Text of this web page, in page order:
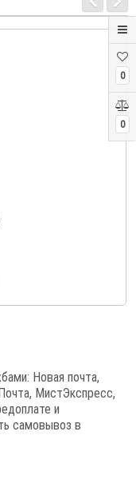
0
0
Новая почта,
МистЭкспресс,
и
самовывоз в